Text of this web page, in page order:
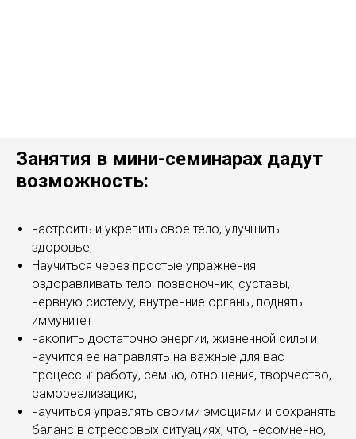
Занятия в мини-семинарах дадут
возможность:
настроить и укрепить свое тело, улучшить
здоровье;
Научиться через простые упражнения
оздоравливать тело: позвоночник, суставы,
нервную систему, внутренние органы, поднять
иммунитет
накопить достаточно энергии, жизненной силы и
научится ее направлять на важные для вас
процессы: работу, семью, отношения, творчество,
самореализацию;
научиться управлять своими эмоциями и сохранять
баланс в стрессовых ситуациях, что, несомненно,